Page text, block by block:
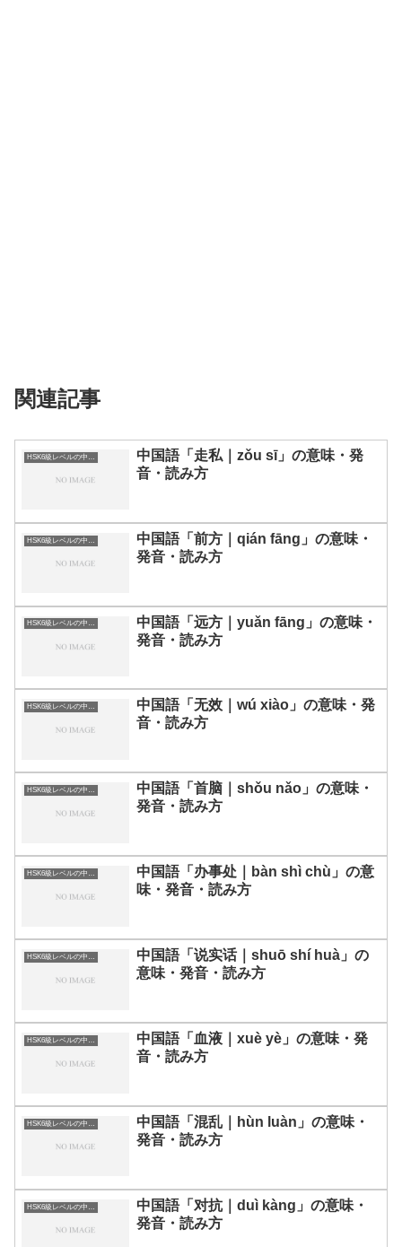
関連記事
中国語「走私｜zǒu sī」の意味・発
音・読み方
中国語「前方｜qián fāng」の意味・
発音・読み方
HSK6級レベルの中国語
中国語「远方｜yuǎn fāng」の意味・
発音・読み方
HSK6級レベルの中国語
中国語「无效｜wú xiào」の意味・発
音・読み方
HSK6級レベルの中国語
中国語「首脑｜shǒu nǎo」の意味・
発音・読み方
HSK6級レベルの中国語
中国語「办事处｜bàn shì chù」の意
味・発音・読み方
HSK6級レベルの中国語
中国語「说实话｜shuō shí huà」の
意味・発音・読み方
HSK6級レベルの中国語
中国語「血液｜xuè yè」の意味・発
音・読み方
中国語「混乱｜hùn luàn」の意味・
発音・読み方
中国語「对抗｜duì kàng」の意味・
発音・読み方